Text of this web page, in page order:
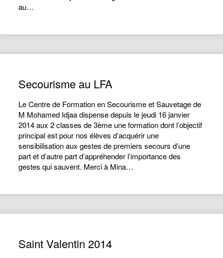
au…
Secourisme au LFA
Le Centre de Formation en Secourisme et Sauvetage de
M Mohamed Idjaa dispense depuis le jeudi 16 janvier
2014 aux 2 classes de 3ème une formation dont l’objectif
principal est pour nos élèves d’acquérir une
sensibilisation aux gestes de premiers secours d’une
part et d’autre part d’appréhender l’importance des
gestes qui sauvent. Merci à Mina…
Saint Valentin 2014